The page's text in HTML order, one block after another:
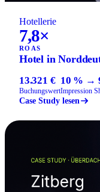
Hotellerie
7,8×
ROAS
Hotel in
13.321 €
Buchungswert
10 % →
Impression
Case Study lesen